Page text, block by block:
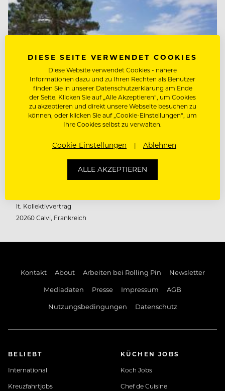
TOURENFÜHRER BIKE / RAD
Feriendorf Zum Störrischen Esel
lt. Kollektivvertrag
20260 Calvi, Frankreich
Kontakt About Arbeiten bei Rolling Pin
Newsletter
Mediadaten
Presse Impressum
AGB
Nutzungsbedingungen
Datenschutz
BELIEBT
International
Kreuzfahrtjobs
KÜCHEN JOBS
Koch Jobs
Chef de Cuisine
DIESE SEITE VERWENDET COOKIES
Diese Website verwendet Cookies - nähere
Informationen dazu und zu Ihren Rechten als Benutzer
finden Sie in unserer Datenschutzerklärung am Ende
der Seite. Klicken Sie auf „Alle Akzeptieren“, um Cookies
zu akzeptieren und direkt unsere Webseite besuchen zu
können, oder klicken Sie auf „Cookie-Einstellungen“, um
Ihre Cookies selbst zu verwalten.
Cookie-Einstellungen Ablehnen
ALLE AKZEPTIEREN